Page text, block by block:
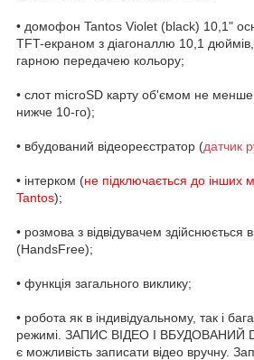
• домофон Tantos Violet (black) 10,1"
TFT-екраном з діагоналлю 10,1 дюймів,
гарною передачею кольору;
• слот microSD карту об'ємом не
нижче 10-го);
• вбудований відеореєстратор (датчик
• інтерком (не підключається до інших
Tantos);
• розмова з відвідувачем здійснюється
(HandsFree);
• функція загального виклику;
• робота як в індивідуальному, так і
режимі. ЗАПИС ВІДЕО І ВБУДОВАНИЙ
є можливість записати відео вручну.